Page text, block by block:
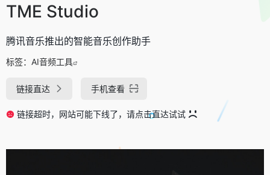
TME Studio
腾讯音乐推出的智能音乐创作助手
标签： AI音频工具
链接直达 手机查看
链接超时，网站可能下线了，请点击直达试试